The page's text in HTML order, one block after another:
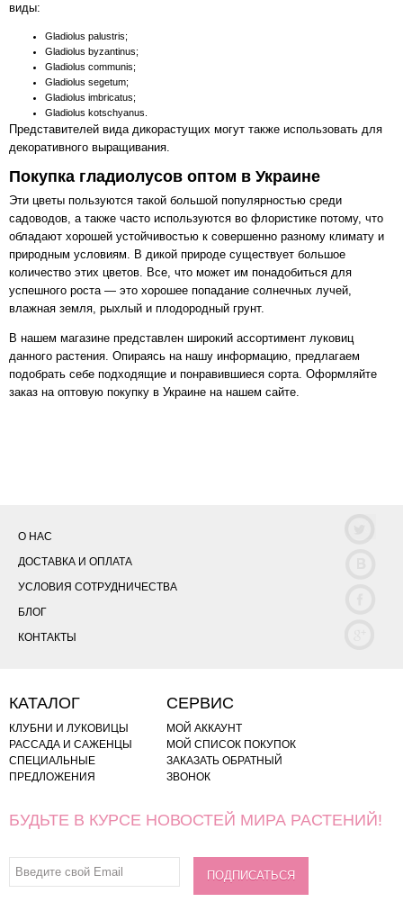
виды:
Gladiolus palustris;
Gladiolus byzantinus;
Gladiolus communis;
Gladiolus segetum;
Gladiolus imbricatus;
Gladiolus kotschyanus.
Представителей вида дикорастущих могут также использовать для
декоративного выращивания.
Покупка гладиолусов оптом в Украине
Эти цветы пользуются такой большой популярностью среди
садоводов, а также часто используются во флористике потому, что
обладают хорошей устойчивостью к совершенно разному климату и
природным условиям. В дикой природе существует большое
количество этих цветов. Все, что может им понадобиться для
успешного роста — это хорошее попадание солнечных лучей,
влажная земля, рыхлый и плодородный грунт.
В нашем магазине представлен широкий ассортимент луковиц
данного растения. Опираясь на нашу информацию, предлагаем
подобрать себе подходящие и понравившиеся сорта. Оформляйте
заказ на оптовую покупку в Украине на нашем сайте.
О НАС
ДОСТАВКА И ОПЛАТА
УСЛОВИЯ СОТРУДНИЧЕСТВА
БЛОГ
КОНТАКТЫ
КАТАЛОГ
КЛУБНИ И ЛУКОВИЦЫ
РАССАДА И САЖЕНЦЫ
СПЕЦИАЛЬНЫЕ
ПРЕДЛОЖЕНИЯ
СЕРВИС
МОЙ АККАУНТ
МОЙ СПИСОК ПОКУПОК
ЗАКАЗАТЬ ОБРАТНЫЙ
ЗВОНОК
БУДЬТЕ В КУРСЕ НОВОСТЕЙ МИРА РАСТЕНИЙ!
ПОДПИСАТЬСЯ